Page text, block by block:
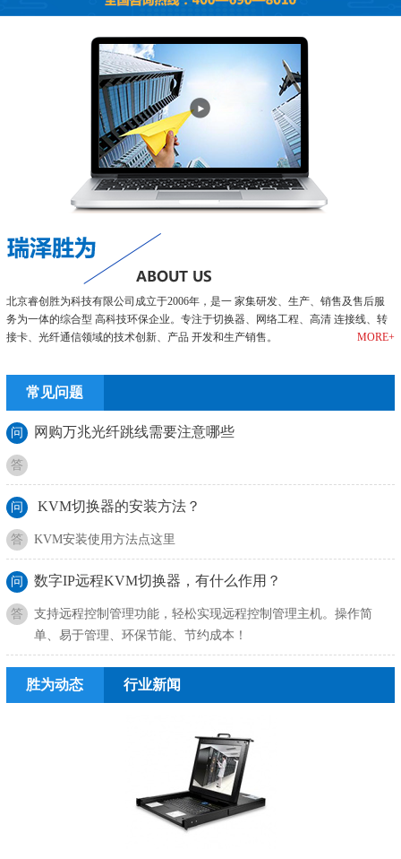
北京睿创胜为科技有限公司成立于2006年，是一 家集研发、生产、销售及售后服
务为一体的综合型 高科技环保企业。专注于切换器、网络工程、高清 连接线、转
接卡、光纤通信领域的技术创新、产品 开发和生产销售。
MORE+
常见问题
问 网购万兆光纤跳线需要注意哪些
答
问 KVM切换器的安装方法？
答 KVM安装使用方法点这里
问 数字IP远程KVM切换器，有什么作用？
答
支持远程控制管理功能，轻松实现远程控制管理主机。操作简
单、易于管理、环保节能、节约成本！
胜为动态 行业新闻